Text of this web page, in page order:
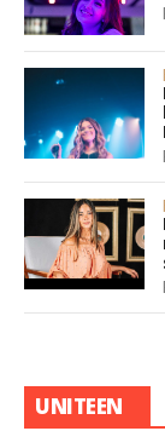
UNITEEN